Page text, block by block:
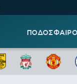
ΠΟΔΟΣΦΑΙΡΟ